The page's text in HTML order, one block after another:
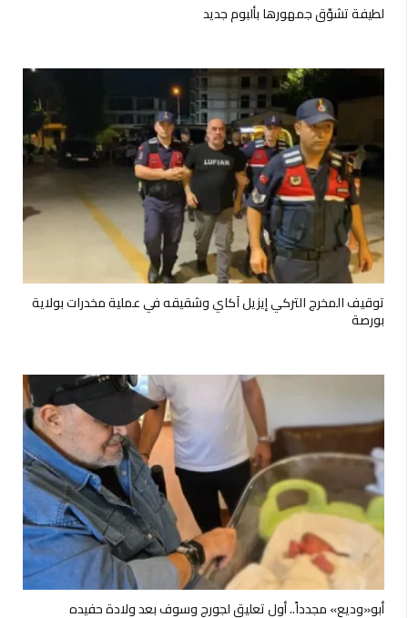
لطيفة تشوّق جمهورها بألبوم جديد
توقيف المخرج التركي إيزيل آكاي وشقيقه في عملية مخدرات بولاية
بورصة
أبو«وديع» مجدداً.. أول تعليق لجورج وسوف بعد ولادة حفيده